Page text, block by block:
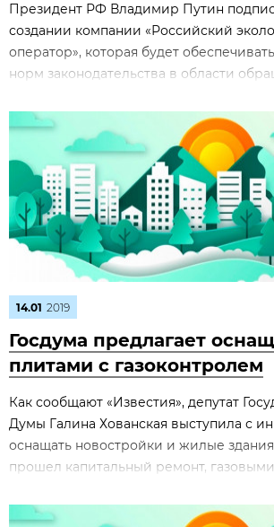
Президент РФ Владимир Путин
создании компании «Российский
оператор», которая будет
норм законодательства в области
14.01 2019
Госдума предлагает
плитами с газоконтролем
Как сообщают «Известия», депутат
Думы Галина Хованская выступила с
оснащать новостройки и жилые
прошел капитальный ремонт,